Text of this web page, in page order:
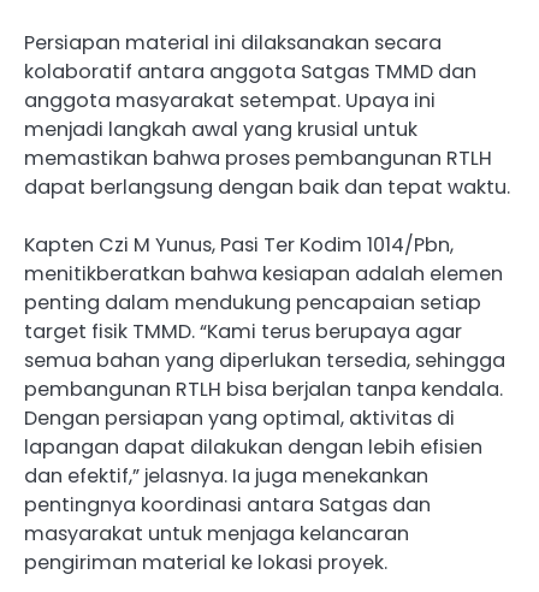
Persiapan material ini dilaksanakan secara
kolaboratif antara anggota Satgas TMMD dan
anggota masyarakat setempat. Upaya ini
menjadi langkah awal yang krusial untuk
memastikan bahwa proses pembangunan RTLH
dapat berlangsung dengan baik dan tepat waktu.
Kapten Czi M Yunus, Pasi Ter Kodim 1014/Pbn,
menitikberatkan bahwa kesiapan adalah elemen
penting dalam mendukung pencapaian setiap
target fisik TMMD. “Kami terus berupaya agar
semua bahan yang diperlukan tersedia, sehingga
pembangunan RTLH bisa berjalan tanpa kendala.
Dengan persiapan yang optimal, aktivitas di
lapangan dapat dilakukan dengan lebih efisien
dan efektif,” jelasnya. Ia juga menekankan
pentingnya koordinasi antara Satgas dan
masyarakat untuk menjaga kelancaran
pengiriman material ke lokasi proyek.